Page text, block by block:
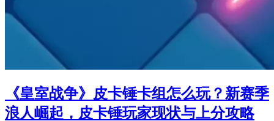
《皇室战争》皮卡锤卡组怎么玩？新赛季
浪人崛起，皮卡锤玩家现状与上分攻略